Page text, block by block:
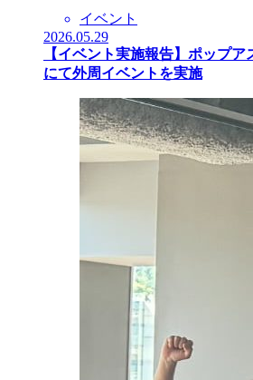
イベント
2026.05.29
【イベント実施報告】ポップ
にて外周イベントを実施